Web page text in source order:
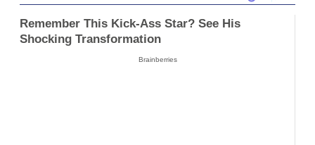
Remember This Kick-Ass Star? See His
Shocking Transformation
Brainberries